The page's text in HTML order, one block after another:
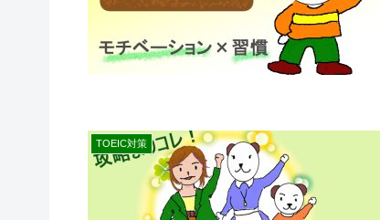
TOEIC対策